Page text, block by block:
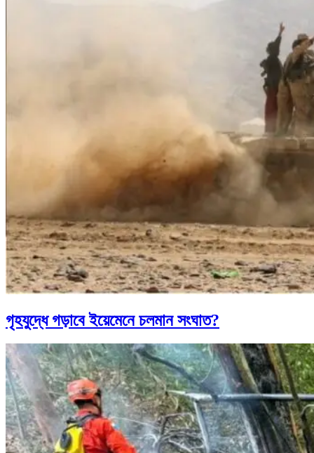
গৃহযুদ্ধে গড়াবে ইয়েমেনে চলমান সংঘাত?